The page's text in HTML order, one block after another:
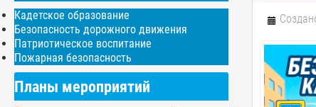
Кадетское образование
Безопасность дорожного движения
Патриотическое воспитание
Пожарная безопасность
Планы мероприятий